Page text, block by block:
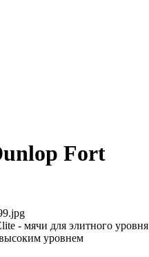
Fort
- мячи для элитного уровня
уровнем